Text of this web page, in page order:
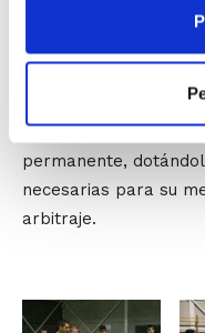
para todos los
Estas actividades
formación de todos
permanente,
necesarias para su
arbitraje.